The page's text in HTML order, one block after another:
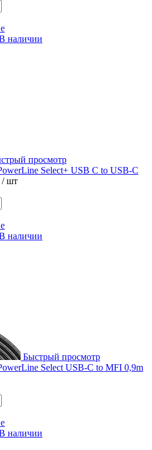
наличии
просмотр
Select+ USB C to USB-C
/ шт
наличии
Быстрый просмотр
Select USB-C to MFI 0,9m
наличии